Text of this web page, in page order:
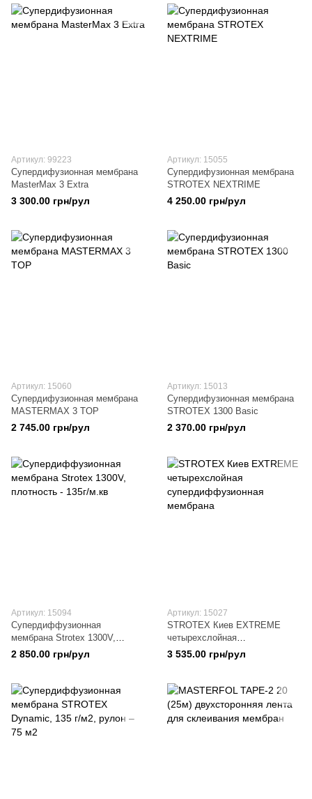
Артикул: 99223
Cупердифузионная мембрана
MasterMax 3 Extra
3 300.00 грн/рул
Артикул: 15055
Супердифузионная мембрана
STROTEX NEXTRIME
4 250.00 грн/рул
Артикул: 15060
Супердифузионная мембрана
MASTERMAX 3 TOP
2 745.00 грн/рул
Артикул: 15013
Супердифузионная мембрана
STROTEX 1300 Basic
2 370.00 грн/рул
Артикул: 15094
Супердиффузионная
мембрана Strotex 1300V,
плотность - 135г/м.кв
2 850.00 грн/рул
Артикул: 15027
STROTEX Киев EXTREME
четырехслойная
супердиффузионная мембрана
3 535.00 грн/рул